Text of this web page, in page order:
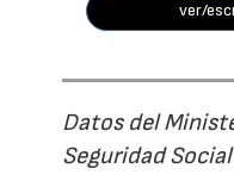
ver/
Datos del
Seguridad